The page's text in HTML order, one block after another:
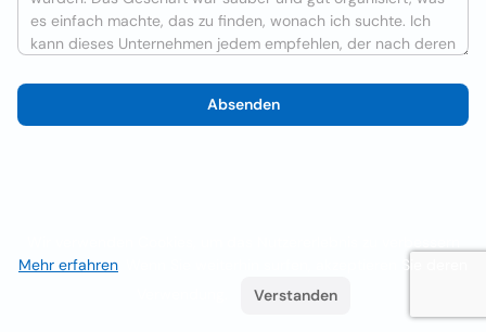
Absenden
Mehr erfahren . Wenn Sie weiterhin surfen, akzeptieren Sie deren
Verstanden